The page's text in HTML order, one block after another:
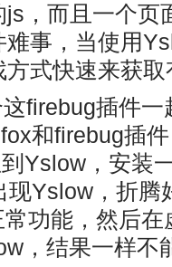
js，而且一个
事，当使用
式快速来获
firebug插件
和firebug插
Yslow，安装
现Yslow，折
功能，然后
，结果一样不